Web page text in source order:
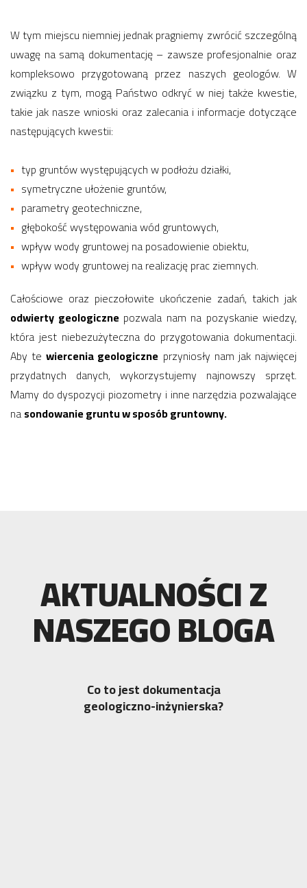
W tym miejscu niemniej jednak pragniemy zwrócić szczególną
uwagę na samą dokumentację – zawsze profesjonalnie oraz
kompleksowo przygotowaną przez naszych geologów. W
związku z tym, mogą Państwo odkryć w niej także kwestie,
takie jak nasze wnioski oraz zalecania i informacje dotyczące
następujących kwestii:
typ gruntów występujących w podłożu działki,
symetryczne ułożenie gruntów,
parametry geotechniczne,
głębokość występowania wód gruntowych,
wpływ wody gruntowej na posadowienie obiektu,
wpływ wody gruntowej na realizację prac ziemnych.
Całościowe oraz pieczołowite ukończenie zadań, takich jak
odwierty geologicznepozwala nam na pozyskanie wiedzy,
która jest niebezużyteczna do przygotowania dokumentacji.
Aby tewiercenia geologiczne przyniosły nam jak najwięcej
przydatnych danych, wykorzystujemy najnowszy sprzęt.
Mamy do dyspozycji piozometry i inne narzędzia pozwalające
nasondowanie gruntu w sposób gruntowny.
AKTUALNOŚCI Z
NASZEGO BLOGA
Co to jest dokumentacja
geologiczno-inżynierska?